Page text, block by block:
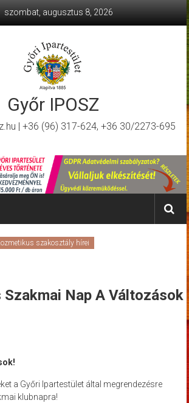
szombat, augusztus 8, 2026
Győr IPOSZ
| +36 (96) 317-624, +36 30/2273-695
szakosztály hírei
Nap A Változások
a Győri Ipartestület által megrendezésre
klubnapra!